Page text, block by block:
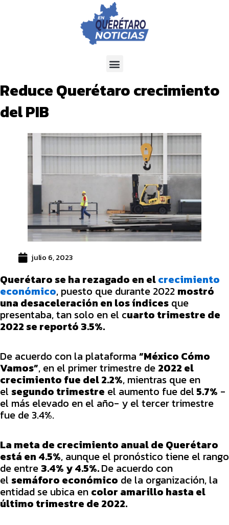
Reduce Querétaro crecimiento
del PIB
julio 6, 2023
Querétaro se ha rezagado en elcrecimiento
económico, puesto que durante 2022 mostró
una desaceleración en los índices que
presentaba, tan solo en el cuarto trimestre de
2022 se reportó 3.5%.
De acuerdo con la plataforma “México Cómo
Vamos”, en el primer trimestre de 2022 el
crecimiento fue del 2.2%, mientras que en
el segundo trimestre el aumento fue del 5.7% -
el más elevado en el año- y el tercer trimestre
fue de 3.4%.
La meta de crecimiento anual de Querétaro
está en 4.5%, aunque el pronóstico tiene el rango
de entre 3.4% y 4.5%.De acuerdo con
el semáforo económico de la organización, la
entidad se ubica en color amarillo hasta el
último trimestre de 2022.